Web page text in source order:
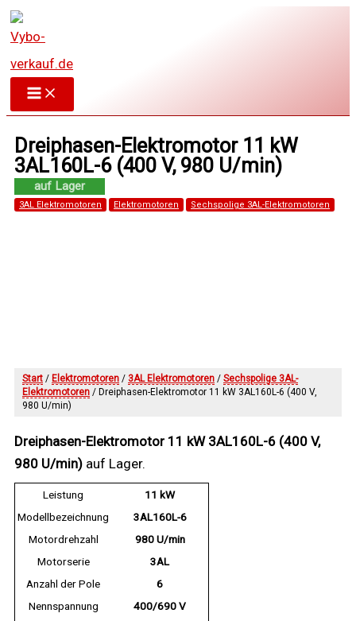
Zum
Inhalt
springen
Dreiphasen-Elektromotor 11 kW
3AL160L-6 (400 V, 980 U/min)
3AL Elektromotoren Elektromotoren Sechspolige 3AL-Elektromotoren
Start / Elektromotoren / 3AL Elektromotoren / Sechspolige 3AL-
Elektromotoren / Dreiphasen-Elektromotor 11 kW 3AL160L-6 (400 V,
980 U/min)
Dreiphasen-Elektromotor 11 kW 3AL160L-6 (400 V,
980 U/min) auf Lager.
Leistung
11 kW
Modellbezeichnung
3AL160L-6
Motordrehzahl
980 U/min
Motorserie
3AL
Anzahl der Pole
6
Nennspannung
400/690 V